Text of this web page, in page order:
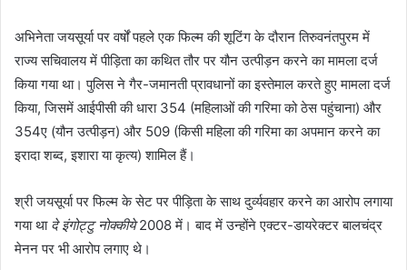
अभिनेता जयसूर्या पर वर्षों पहले एक फिल्म की शूटिंग के दौरान तिरुवनंतपुरम में
राज्य सचिवालय में पीड़िता का कथित तौर पर यौन उत्पीड़न करने का मामला दर्ज
किया गया था। पुलिस ने गैर-जमानती प्रावधानों का इस्तेमाल करते हुए मामला दर्ज
किया, जिसमें आईपीसी की धारा 354 (महिलाओं की गरिमा को ठेस पहुंचाना) और
354ए (यौन उत्पीड़न) और 509 (किसी महिला की गरिमा का अपमान करने का
इरादा शब्द, इशारा या कृत्य) शामिल हैं।
श्री जयसूर्या पर फिल्म के सेट पर पीड़िता के साथ दुर्व्यवहार करने का आरोप लगाया
गया था दे इंगोट्टु नोक्कीये2008 में। बाद में उन्होंने एक्टर-डायरेक्टर बालचंद्र
मेनन पर भी आरोप लगाए थे।